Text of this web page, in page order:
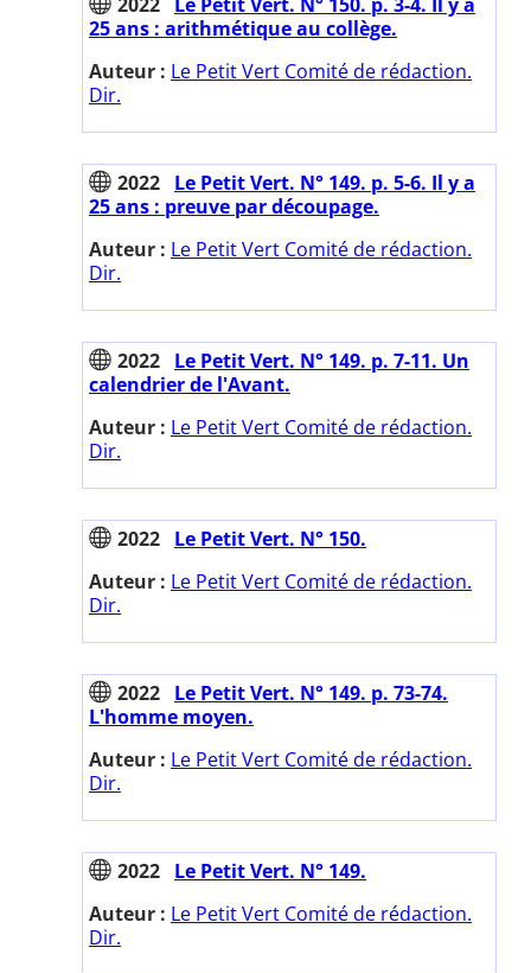
25 ans : arithmétique au collège.
Auteur : Le Petit Vert Comité de rédaction.
Dir.
2022 Le Petit Vert. N° 149. p. 5-6. Il y a
25 ans : preuve par découpage.
Auteur : Le Petit Vert Comité de rédaction.
Dir.
2022 Le Petit Vert. N° 149. p. 7-11. Un
calendrier de l'Avant.
Auteur : Le Petit Vert Comité de rédaction.
Dir.
2022 Le Petit Vert. N° 150.
Auteur : Le Petit Vert Comité de rédaction.
Dir.
2022 Le Petit Vert. N° 149. p. 73-74.
L'homme moyen.
Auteur : Le Petit Vert Comité de rédaction.
Dir.
2022 Le Petit Vert. N° 149.
Auteur : Le Petit Vert Comité de rédaction.
Dir.